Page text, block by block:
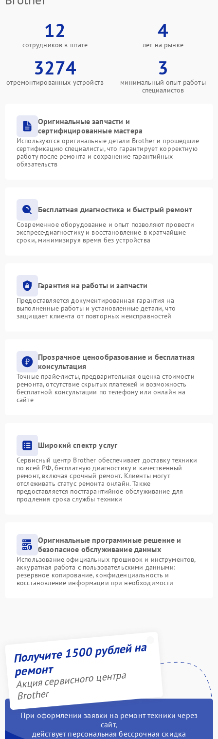
12
сотрудников в штате
4
лет на рынке
3274
отремонтированных устройств
3
минимальный опыт работы
специалистов
Оригинальные запчасти и
сертифицированные мастера
Используются оригинальные детали Brother и прошедшие
сертификацию специалисты, что гарантирует корректную
работу после ремонта и сохранение гарантийных
обязательств
Бесплатная диагностика и быстрый ремонт
Современное оборудование и опыт позволяют провести
экспресс-диагностику и восстановление в кратчайшие
сроки, минимизируя время без устройства
Гарантия на работы и запчасти
Предоставляется документированная гарантия на
выполненные работы и установленные детали, что
защищает клиента от повторных неисправностей
Прозрачное ценообразование и бесплатная
консультация
Точные прайс-листы, предварительная оценка стоимости
ремонта, отсутствие скрытых платежей и возможность
бесплатной консультации по телефону или онлайн на
сайте
Широкий спектр услуг
Сервисный центр Brother обеспечивает доставку техники
по всей РФ, бесплатную диагностику и качественный
ремонт, включая срочный ремонт. Клиенты могут
отслеживать статус ремонта онлайн. Также
предоставляется постгарантийное обслуживание для
продления срока службы техники
Оригинальные программные решение и
безопасное обслуживание данных
Использование официальных прошивок и инструментов,
аккуратная работа с пользовательскими данными:
резервное копирование, конфиденциальность и
восстановление информации при необходимости
Получите 1500 рублей на
ремонт
Акция сервисного центра
Brother
При оформлении заявки на ремонт техники через
сайт,
действует персональная бессрочная скидка